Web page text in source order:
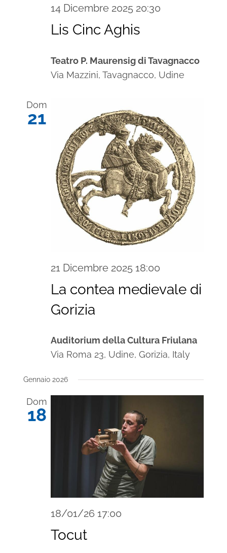
14 Dicembre 2025 20:30
Lis Cinc Aghis
Teatro P. Maurensig di Tavagnacco
Via Mazzini, Tavagnacco, Udine
Dom
21
21 Dicembre 2025 18:00
La contea medievale di
Gorizia
Auditorium della Cultura Friulana
Via Roma 23, Udine, Gorizia, Italy
Gennaio 2026
Dom
18
18/01/26 17:00
Tocut